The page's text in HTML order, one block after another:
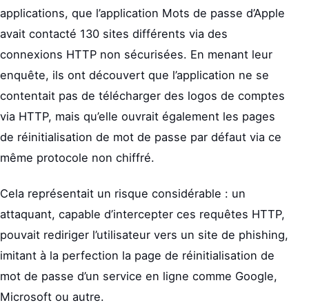
applications, que l’application Mots de passe d’Apple
avait contacté 130 sites différents via des
connexions HTTP non sécurisées. En menant leur
enquête, ils ont découvert que l’application ne se
contentait pas de télécharger des logos de comptes
via HTTP, mais qu’elle ouvrait également les pages
de réinitialisation de mot de passe par défaut via ce
même protocole non chiffré.
Cela représentait un risque considérable : un
attaquant, capable d’intercepter ces requêtes HTTP,
pouvait rediriger l’utilisateur vers un site de phishing,
imitant à la perfection la page de réinitialisation de
mot de passe d’un service en ligne comme Google,
Microsoft ou autre.